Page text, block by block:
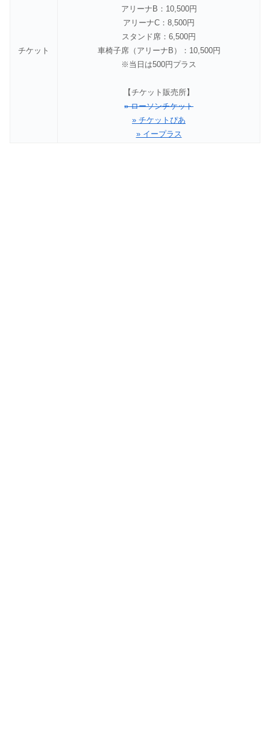
チケット
アリーナB：10,500円
アリーナC：8,500円
スタンド席：6,500円
車椅子席（アリーナB）：10,500円
※当日は500円プラス
【チケット販売所】
» ローソンチケット
» チケットぴあ
» イープラス